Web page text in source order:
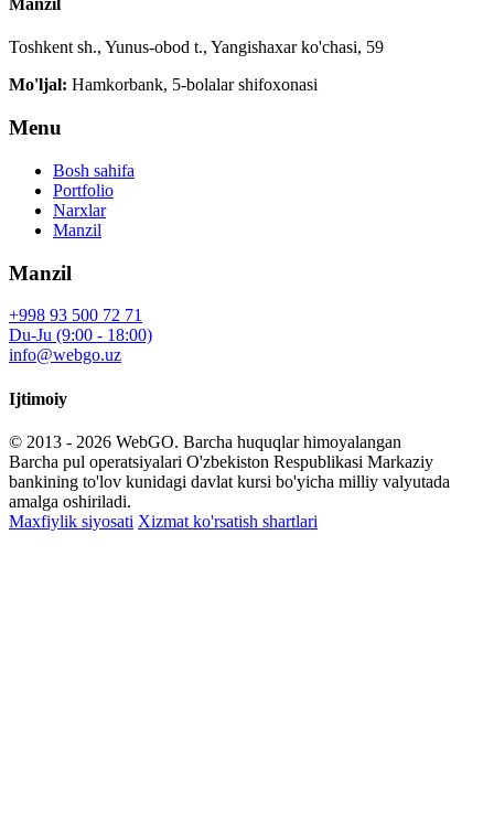
Manzil
Toshkent sh., Yunus-obod t., Yangishaxar ko'chasi, 59
Mo'ljal: Hamkorbank, 5-bolalar shifoxonasi
Menu
Bosh sahifa
Portfolio
Narxlar
Manzil
Manzil
+998 93 500 72 71
Du-Ju (9:00 - 18:00)
info@webgo.uz
Ijtimoiy
© 2013 - 2026 WebGO. Barcha huquqlar himoyalangan
Barcha pul operatsiyalari O'zbekiston Respublikasi Markaziy
bankining to'lov kunidagi davlat kursi bo'yicha milliy valyutada
amalga oshiriladi.
Maxfiylik siyosati Xizmat ko'rsatish shartlari